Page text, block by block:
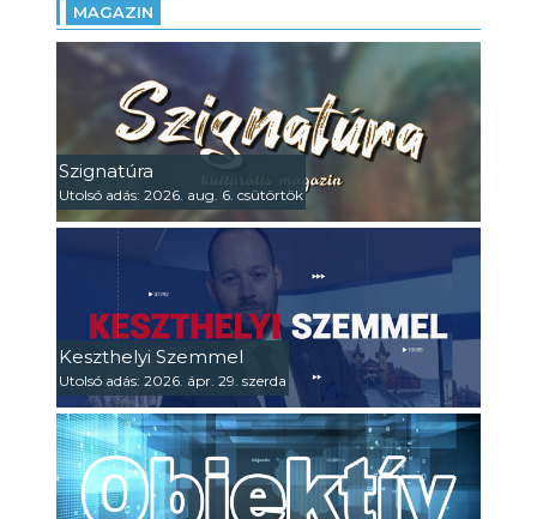
MAGAZIN
Szignatúra
Utolsó adás: 2026. aug. 6. csütörtök
Keszthelyi Szemmel
Utolsó adás: 2026. ápr. 29. szerda